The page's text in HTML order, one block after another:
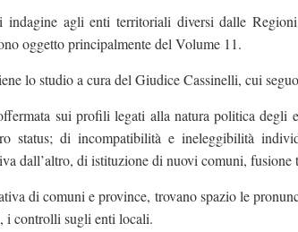
agli enti territoriali diversi dalle
oggetto principalmente del Volume 11.
lo studio a cura del Giudice Cassinelli, cui
sui profili legati alla natura politica degli
status; di incompatibilità e ineleggibilità
dall’altro, di istituzione di nuovi comuni,
di comuni e province, trovano spazio le
i controlli sugli enti locali.